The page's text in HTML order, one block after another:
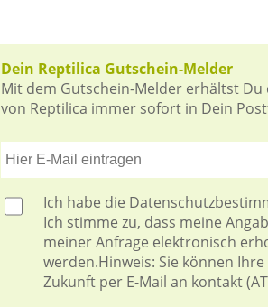
Dein Reptilica Gutschein-Melder
Mit dem Gutschein-Melder erhältst
von Reptilica immer sofort in Dein
Ich habe die
Ich stimme zu, dass meine
meiner Anfrage elektronisch
werden.Hinweis: Sie können
Zukunft per E-Mail an kontakt